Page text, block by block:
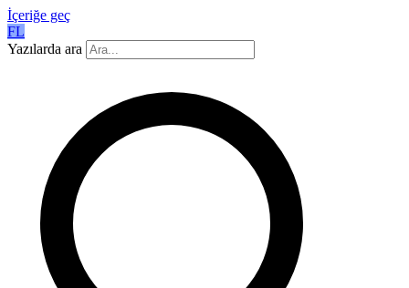
İçeriğe geç
FL
Yazılarda ara